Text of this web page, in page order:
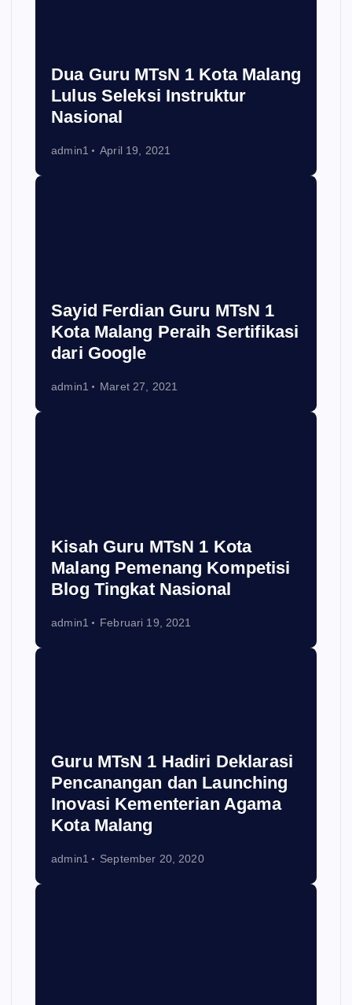
Dua Guru MTsN 1 Kota Malang
Lulus Seleksi Instruktur
Nasional
admin1 April 19, 2021
Sayid Ferdian Guru MTsN 1
Kota Malang Peraih Sertifikasi
dari Google
admin1 Maret 27, 2021
Kisah Guru MTsN 1 Kota
Malang Pemenang Kompetisi
Blog Tingkat Nasional
admin1 Februari 19, 2021
Guru MTsN 1 Hadiri Deklarasi
Pencanangan dan Launching
Inovasi Kementerian Agama
Kota Malang
admin1 September 20, 2020